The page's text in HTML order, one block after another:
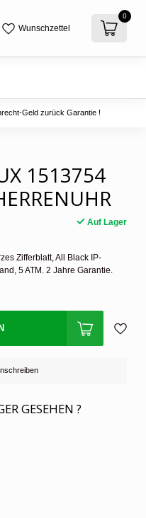
Wunschzettel
0
Geld zurück Garantie !
1513754
Auf Lager
Zifferblatt, All Black IP-
5 ATM. 2 Jahre Garantie.
GESEHEN ?